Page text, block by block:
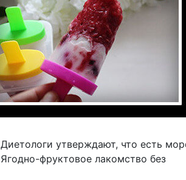
Диетологи утверждают, что есть
Ягодно-фруктовое лакомство без